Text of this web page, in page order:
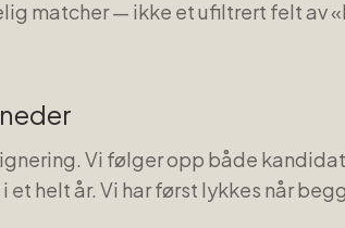
matcher — ikke et ufiltrert felt av
Vi følger opp både
et helt år. Vi har først lykkes når